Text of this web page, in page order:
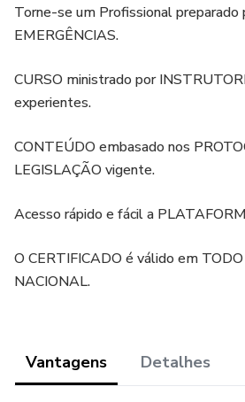
Torne-se um Profissional preparado
EMERGÊNCIAS.
CURSO ministrado por
experientes.
CONTEÚDO embasado nos
LEGISLAÇÃO vigente.
Acesso rápido e fácil a
O CERTIFICADO é válido em
NACIONAL.
Vantagens Detalhes